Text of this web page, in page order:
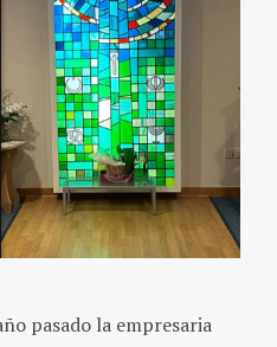
pasado la empresaria